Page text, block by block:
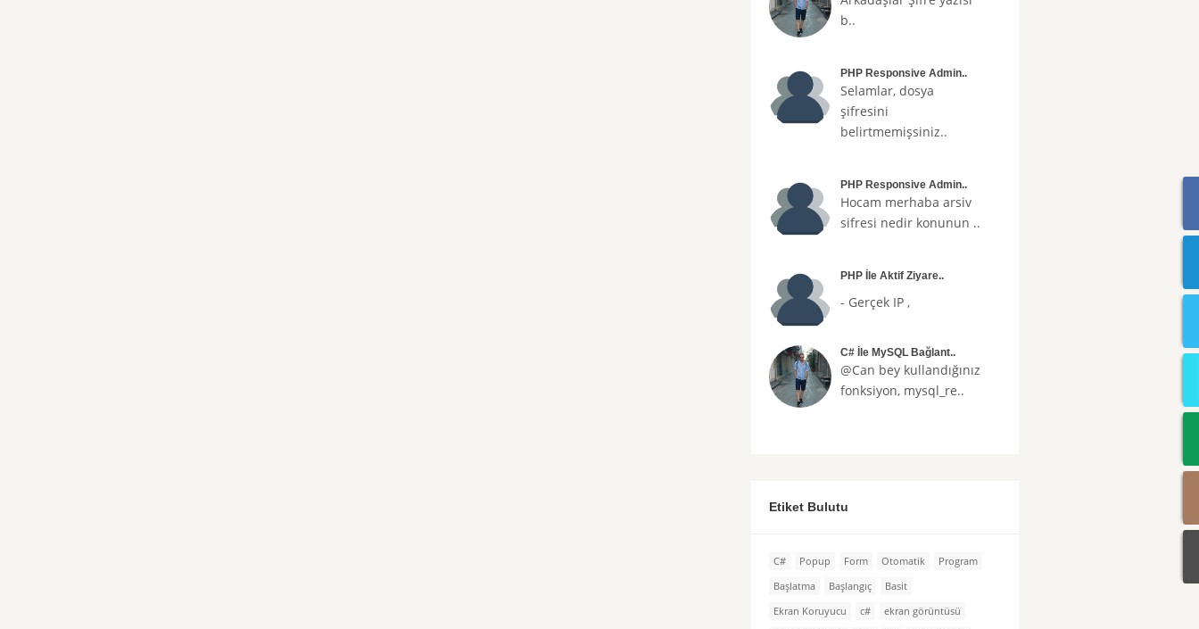
b..
PHP Responsive Admin..
Selamlar, dosya
şifresini
belirtmemişsiniz..
PHP Responsive Admin..
Hocam merhaba arsiv
sifresi nedir konunun ..
PHP İle Aktif Ziyare..
- Gerçek IP ,
C# İle MySQL Bağlant..
@Can bey kullandığınız
fonksiyon, mysql_re..
Etiket Bulutu
C# Popup Form Otomatik
Program
Başlatma
Başlangıç
Basit
Ekran Koruyucu
c#
ekran görüntüsü